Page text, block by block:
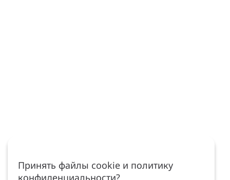
Принять файлы cookie и политику
конфиденциальности?